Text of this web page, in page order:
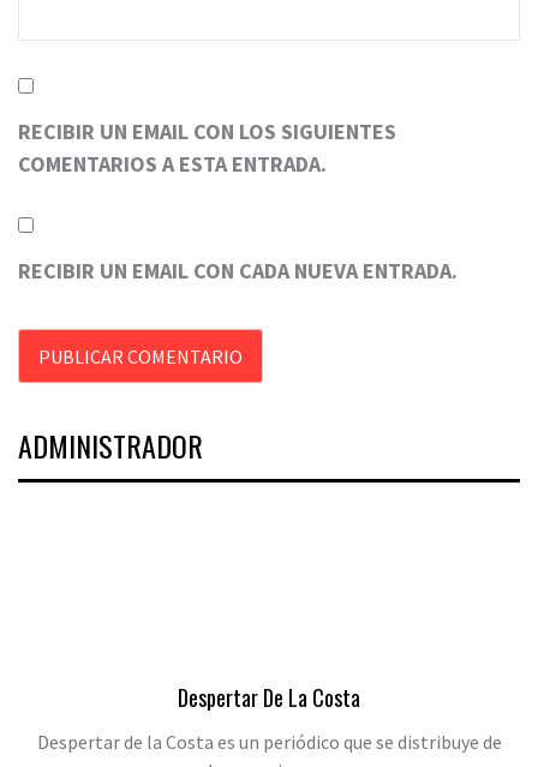
RECIBIR UN EMAIL CON LOS SIGUIENTES
COMENTARIOS A ESTA ENTRADA.
RECIBIR UN EMAIL CON CADA NUEVA ENTRADA.
ADMINISTRADOR
Despertar De La Costa
Despertar de la Costa es un periódico que se distribuye de